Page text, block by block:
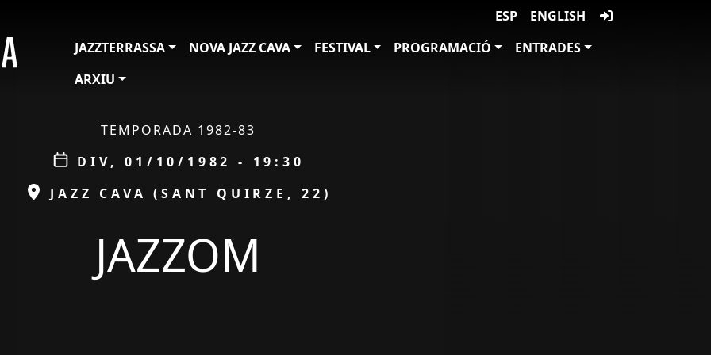
ESP
ENGLISH
JAZZTERRASSA
NOVA JAZZ CAVA FESTIVAL PROGRAMACIÓ
ENTRADES
ARXIU
TEMPORADA 1982-83
Data
DIV, 01/10/1982 - 19:30
ESPAI
JAZZ CAVA (SANT QUIRZE, 22)
JAZZOM